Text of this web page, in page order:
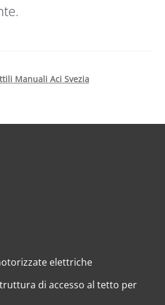
Manuali Aci Svezia
elettriche
di accesso al tetto per